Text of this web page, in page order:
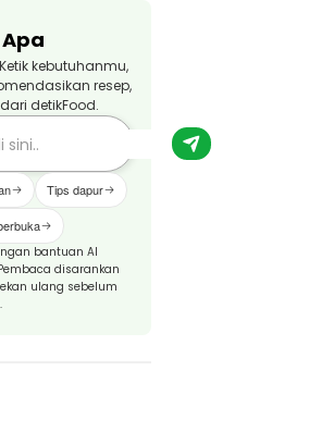
kebutuhanmu,
resep,
detikFood.
Tips dapur
bantuan AI
disarankan
ulang sebelum